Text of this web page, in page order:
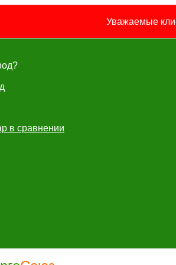
Уважаемые
в сравнении